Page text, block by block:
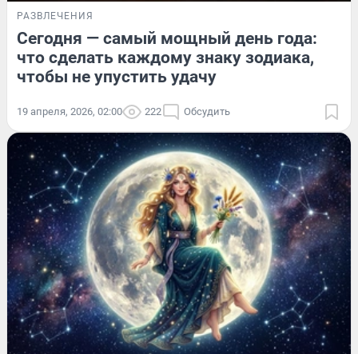
РАЗВЛЕЧЕНИЯ
Сегодня — самый мощный день года:
что сделать каждому знаку зодиака,
чтобы не упустить удачу
19 апреля, 2026, 02:00 222 Обсудить